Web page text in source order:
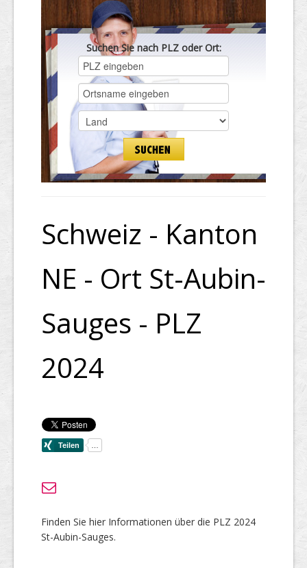
Suchen Sie nach PLZ oder Ort:
Schweiz - Kanton
NE - Ort St-Aubin-
Sauges - PLZ
2024
Finden Sie hier Informationen über die PLZ 2024
St-Aubin-Sauges.